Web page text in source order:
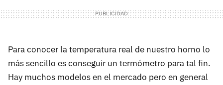
Para conocer la temperatura real de nuestro horno lo
más sencillo es conseguir un termómetro para tal fin.
Hay muchos modelos en el mercado pero en general